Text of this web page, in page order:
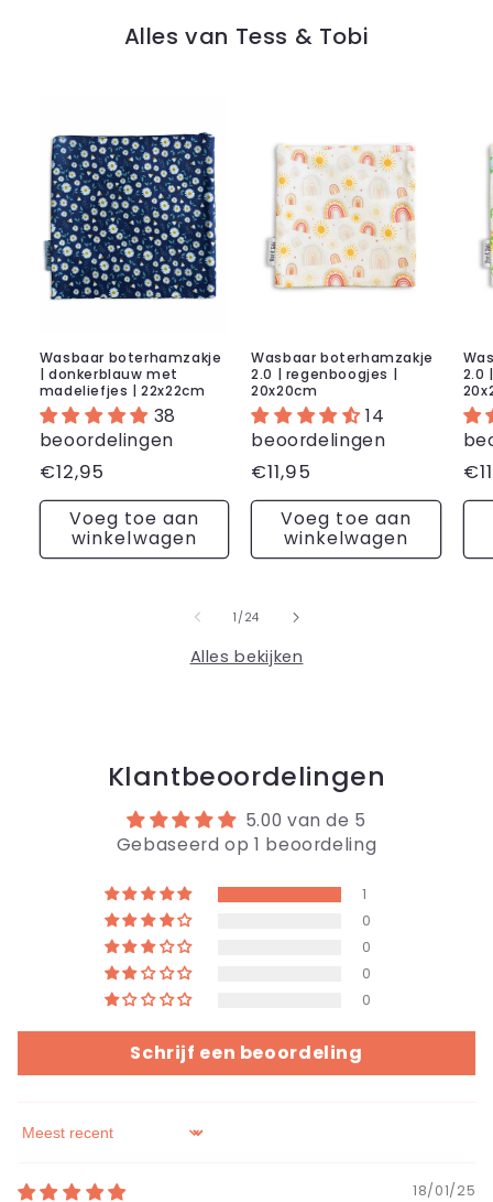
Alles van Tess & Tobi
Wasbaar boterhamzakje
| donkerblauw met
madeliefjes | 22x22cm
38
beoordelingen
Normale
prijs
€12,95
Voeg toe aan
winkelwagen
Wasbaar boterhamzakje
2.0 | regenboogjes |
20x20cm
14
beoordelingen
Normale
prijs
€11,95
Voeg toe aan
winkelwagen
2.0
1 /van
24
Alles bekijken
Klantbeoordelingen
5.00 van de 5
Gebaseerd op 1 beoordeling
1
0
0
0
0
Schrijf een beoordeling
Sort by
18/01/25